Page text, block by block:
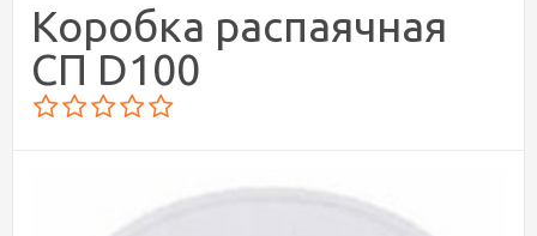
Коробка распаячная
СП D100